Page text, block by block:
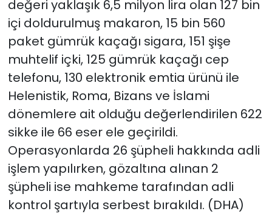
değeri yaklaşık 6,5 milyon lira olan 127 bin
içi doldurulmuş makaron, 15 bin 560
paket gümrük kaçağı sigara, 151 şişe
muhtelif içki, 125 gümrük kaçağı cep
telefonu, 130 elektronik emtia ürünü ile
Helenistik, Roma, Bizans ve İslami
dönemlere ait olduğu değerlendirilen 622
sikke ile 66 eser ele geçirildi.
Operasyonlarda 26 şüpheli hakkında adli
işlem yapılırken, gözaltına alınan 2
şüpheli ise mahkeme tarafından adli
kontrol şartıyla serbest bırakıldı. (DHA)